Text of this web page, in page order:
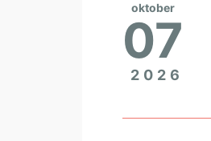
oktober
07
2026